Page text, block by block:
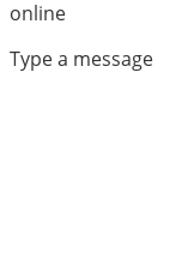
online
Type a message